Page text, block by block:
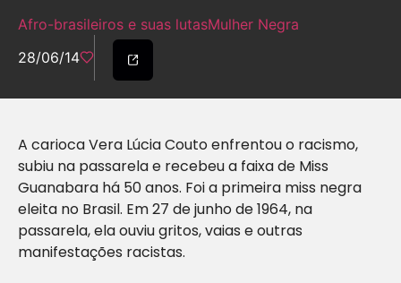
Afro-brasileiros e suas lutasMulher Negra
28/06/14
A carioca Vera Lúcia Couto enfrentou o racismo,
subiu na passarela e recebeu a faixa de Miss
Guanabara há 50 anos. Foi a primeira miss negra
eleita no Brasil. Em 27 de junho de 1964, na
passarela, ela ouviu gritos, vaias e outras
manifestações racistas.